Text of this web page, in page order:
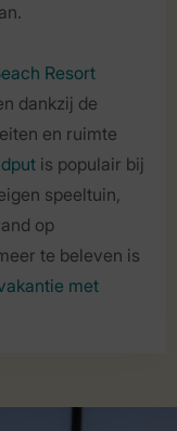
Resort
dankzij de
en ruimte
is populair bij
speeltuin,
op
te beleven is
met